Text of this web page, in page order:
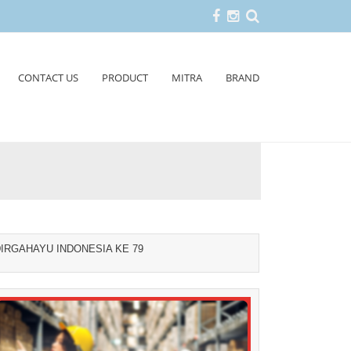
CONTACT US PRODUCT MITRA BRAND
INDONESIA KE 79